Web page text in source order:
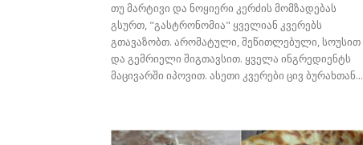
თუ მარტივი და ნოყიერი კერძის მომზადებას
გსურთ, "გასტრონომია" ყველიან კვერებს
გთავაზობთ. არომატული, შეწითლებული, სოუსით
და გემრიელი შიგთავსით. ყველა ინგრედიენტს
მაცივარში იპოვით. ასეთი კვერები ცივ ბურახთან...